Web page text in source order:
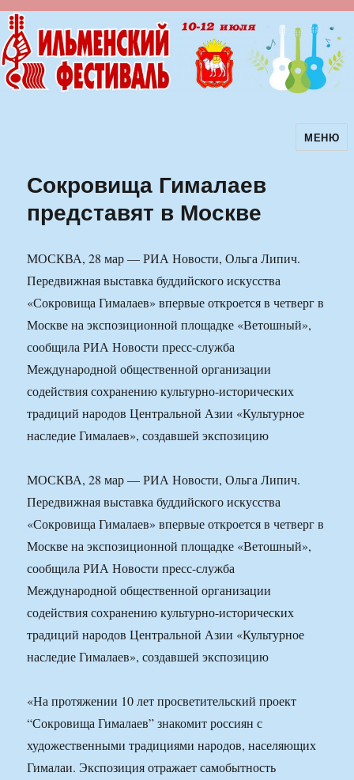
Ильменский фестиваль авторскойМЕНЮ
Сокровища Гималаев
представят в Москве
МОСКВА, 28 мар — РИА Новости, Ольга Липич.
Передвижная выставка буддийского искусства
«Сокровища Гималаев» впервые откроется в четверг в
Москве на экспозиционной площадке «Ветошный»,
сообщила РИА Новости пресс-служба
Международной общественной организации
содействия сохранению культурно-исторических
традиций народов Центральной Азии «Культурное
наследие Гималаев», создавшей экспозицию
МОСКВА, 28 мар — РИА Новости, Ольга Липич.
Передвижная выставка буддийского искусства
«Сокровища Гималаев» впервые откроется в четверг в
Москве на экспозиционной площадке «Ветошный»,
сообщила РИА Новости пресс-служба
Международной общественной организации
содействия сохранению культурно-исторических
традиций народов Центральной Азии «Культурное
наследие Гималаев», создавшей экспозицию
«На протяжении 10 лет просветительский проект
“Сокровища Гималаев” знакомит россиян с
художественными традициями народов, населяющих
Гималаи. Экспозиция отражает самобытность